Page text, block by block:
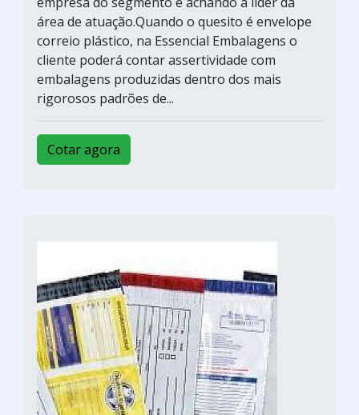
área de atuação.Quando o quesito é envelope
correio plástico, na Essencial Embalagens o
cliente poderá contar assertividade com
embalagens produzidas dentro dos mais
rigorosos padrões de...
Cotar agora